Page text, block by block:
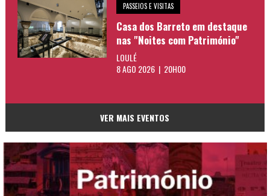
PASSEIOS E VISITAS
Casa dos Barreto em destaque
nas "Noites com Património"
LOULÉ
8 AGO 2026 | 20H00
VER MAIS EVENTOS